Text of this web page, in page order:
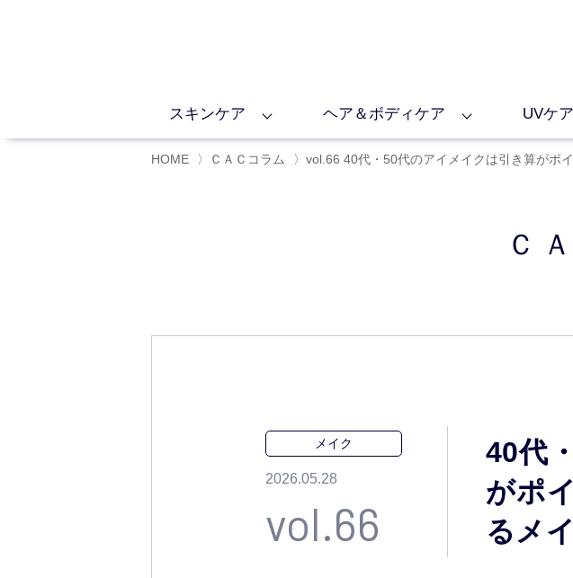
スキンケア ヘア＆ボディケア UVケア
HOME 〉 ＣＡＣコラム 〉 vol.66 40代・50代のアイメイクは引き算がポ
Ｃ
メイク
2026.05.28
vol.66
40代
がポ
るメ